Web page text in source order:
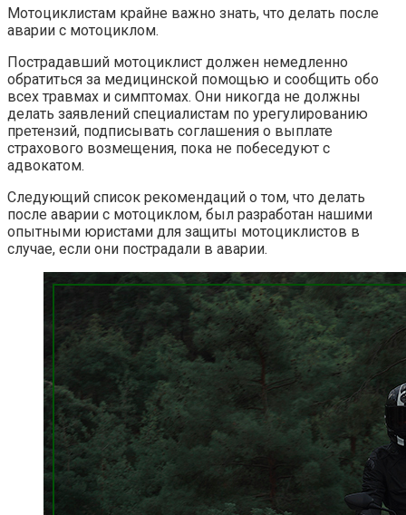
Мотоциклистам крайне важно знать, что делать после
аварии с мотоциклом.
Пострадавший мотоциклист должен немедленно
обратиться за медицинской помощью и сообщить обо
всех травмах и симптомах. Они никогда не должны
делать заявлений специалистам по урегулированию
претензий, подписывать соглашения о выплате
страхового возмещения, пока не побеседуют с
адвокатом.
Следующий список рекомендаций о том, что делать
после аварии с мотоциклом, был разработан нашими
опытными юристами для защиты мотоциклистов в
случае, если они пострадали в аварии.